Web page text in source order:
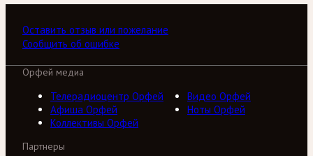
Оставить отзыв или пожелание
Сообщить об ошибке
Орфей медиа
Телерадиоцентр Орфей
Видео Орфей
Афиша Орфей
Ноты Орфей
Коллективы Орфей
Партнеры